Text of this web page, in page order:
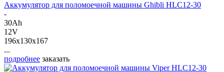
Аккумулятор для поломоечной машины Ghibli HLC12-30
-
30Ah
12V
196x130x167
...
подробнее заказать